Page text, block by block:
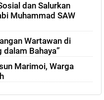
dan Salurkan
Muhammad SAW
Wartawan di
dalam Bahaya”
Marimoi, Warga